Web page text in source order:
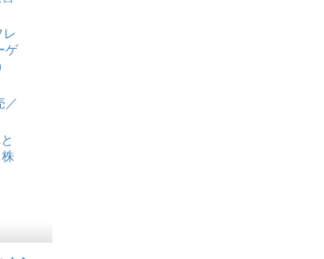
ゲ
／